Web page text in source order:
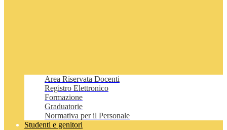
Area Riservata Docenti
Registro Elettronico
Formazione
Graduatorie
Normativa per il Personale
Studenti e genitori